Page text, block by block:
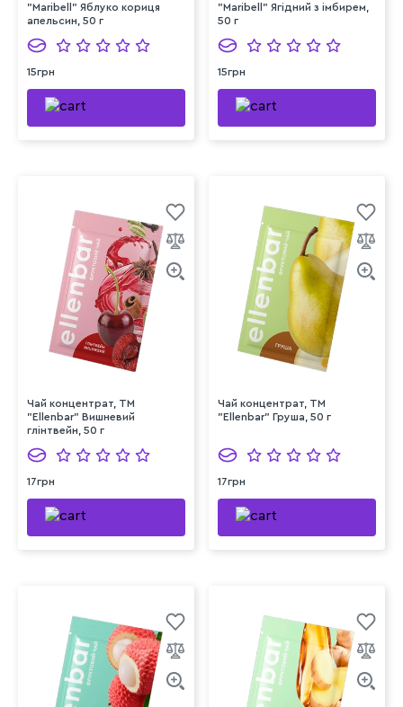
"Maribell" Яблуко кориця
апельсин, 50 г
15грн
"Maribell" Ягідний з імбирем,
50 г
15грн
Чай концентрат, TM
"Ellenbar" Вишневий
глінтвейн, 50 г
17грн
Чай концентрат, TM
"Ellenbar" Груша, 50 г
17грн